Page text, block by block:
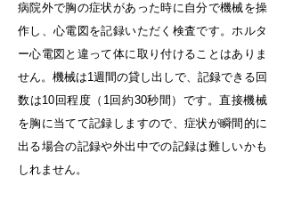
病院外で胸の症状があった時に自分で機械を操
作し、心電図を記録いただく検査です。ホルタ
ー心電図と違って体に取り付けることはありま
せん。機械は1週間の貸し出しで、記録できる回
数は10回程度（1回約30秒間）です。直接機械
を胸に当てて記録しますので、症状が瞬間的に
出る場合の記録や外出中での記録は難しいかも
しれません。